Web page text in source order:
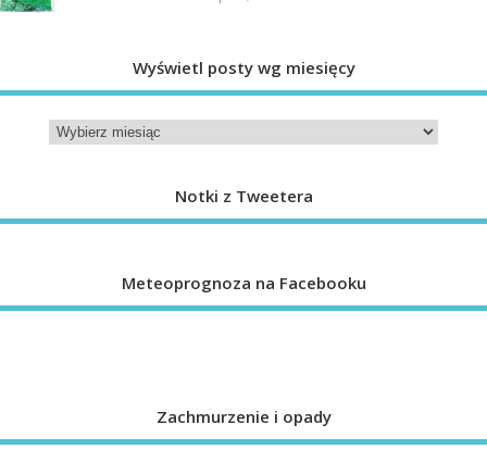
Wyświetl posty wg miesięcy
Notki z Tweetera
Meteoprognoza na Facebooku
Zachmurzenie i opady